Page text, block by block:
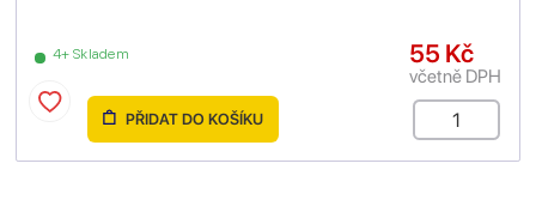
4+ Skladem 55 Kč
včetně DPH
PŘIDAT DO KOŠÍKU